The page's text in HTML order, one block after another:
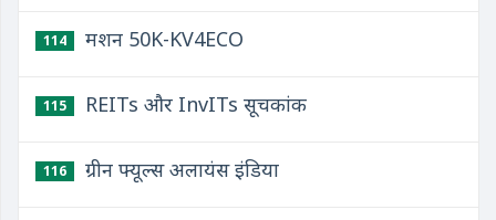
114 मशन 50K-KV4ECO
115 REITs और InvITs सूचकांक
116 ग्रीन फ्यूल्स अलायंस इंडिया